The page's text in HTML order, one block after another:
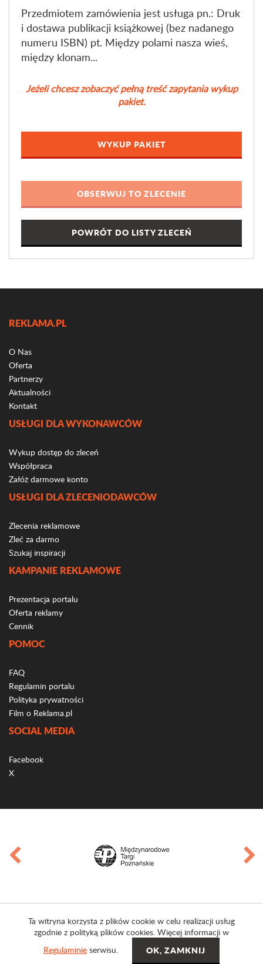
Przedmiotem zamówienia jest usługa pn.: Druk
i dostawa publikacji książkowej (bez nadanego
numeru ISBN) pt. Między polami nasza wieś,
między klonam...
Jeżeli chcesz zobaczyć pełną treść zapytania wykup
pakiet.
WYKUP PAKIET
POWRÓT DO LISTY ZLECEŃ
REKLAMA.PL
O Nas
Oferta
Partnerzy
Aktualności
Kontakt
USŁUGI DLA WYKONAWCÓW
Wykup dostęp do zleceń
Współpraca
Załóż darmowe konto
USŁUGI DLA ZLECENIODAWCÓW
Zlecenia reklamowe
Zleć za darmo
Szukaj inspiracji
KAMPANIE REKLAMOWE
Prezentacja portalu
Oferta reklamy
Cennik
POMOC
FAQ
Regulamin portalu
Polityka prywatności
Film o Reklama.pl
SOCIAL MEDIA
Facebook
X
Ta witryna korzysta z plików cookie w celu realizacji usług
zgodnie z polityką plików cookies. Więcej informacji w
Regulaminie serwisu.